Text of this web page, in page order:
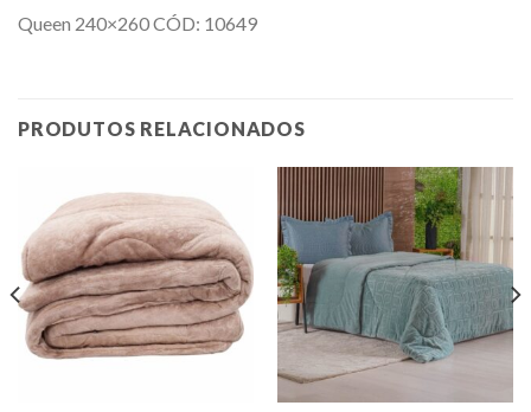
Queen 240×260 CÓD: 10649
PRODUTOS RELACIONADOS